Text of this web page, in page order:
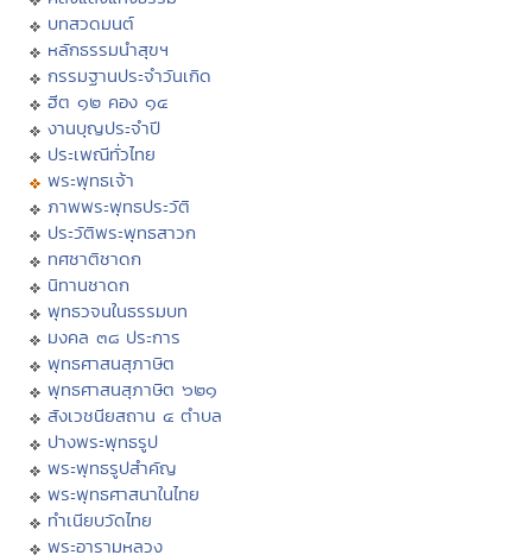
บทสวดมนต์
หลักธรรมนำสุขฯ
กรรมฐานประจำวันเกิด
ฮีต ๑๒ คอง ๑๔
งานบุญประจำปี
ประเพณีทั่วไทย
พระพุทธเจ้า
ภาพพระพุทธประวัติ
ประวัติพระพุทธสาวก
ทศชาติชาดก
นิทานชาดก
พุทธวจนในธรรมบท
มงคล ๓๘ ประการ
พุทธศาสนสุภาษิต
พุทธศาสนสุภาษิต ๖๒๑
สังเวชนียสถาน ๔ ตำบล
ปางพระพุทธรูป
พระพุทธรูปสำคัญ
พระพุทธศาสนาในไทย
ทำเนียบวัดไทย
พระอารามหลวง